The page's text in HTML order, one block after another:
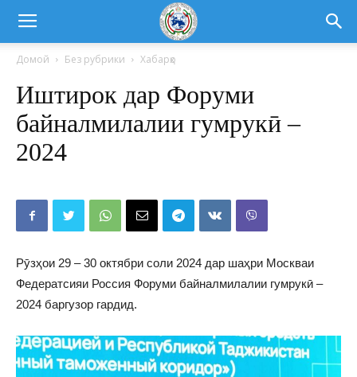
Домой Без рубрики Хабарҳо
Иштирок дар Форуми
байналмилалии гумрукӣ –
2024
Рӯзҳои 29 – 30 октябри соли 2024 дар шаҳри Москваи
Федератсияи Россия Форуми байналмилалии гумрукӣ –
2024 баргузор гардид.